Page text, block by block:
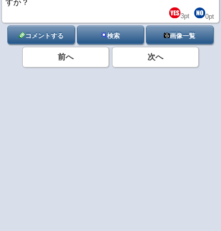
すか？
3pt 0pt
コメントする 検索 画像一覧
前へ 次へ